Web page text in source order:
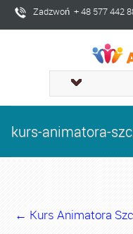
Zadzwoń + 48 577 442
kurs-animatora-
← Kurs Animatora